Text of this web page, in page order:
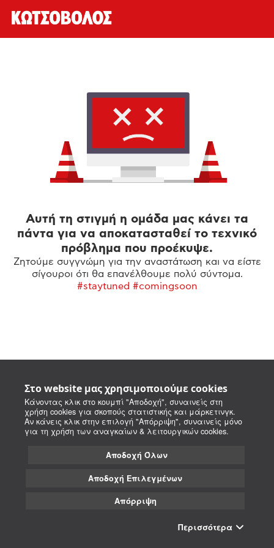
Στο website μας χρησιμοποιούμε cookies
Κάνοντας κλικ στο κουμπί "Αποδοχή", συναινείς στη
χρήση cookies για σκοπούς στατιστικής και μάρκετινγκ.
Αν κάνεις κλικ στην επιλογή "Απόρριψη", συναινείς μόνο
για τη χρήση των αναγκαίων & λειτουργικών cookies.
Αποδοχή Όλων
Αποδοχή Επιλεγμένων
Απόρριψη
Περισσότερα
Αυτή τη στιγμή η ομάδα μας κάνει τα
πάντα για να αποκατασταθεί το τεχνικό
πρόβλημα που προέκυψε.
Ζητούμε συγγνώμη για την αναστάτωση και να είστε
σίγουροι ότι θα επανέλθουμε πολύ σύντομα.
#staytuned #comingsoon